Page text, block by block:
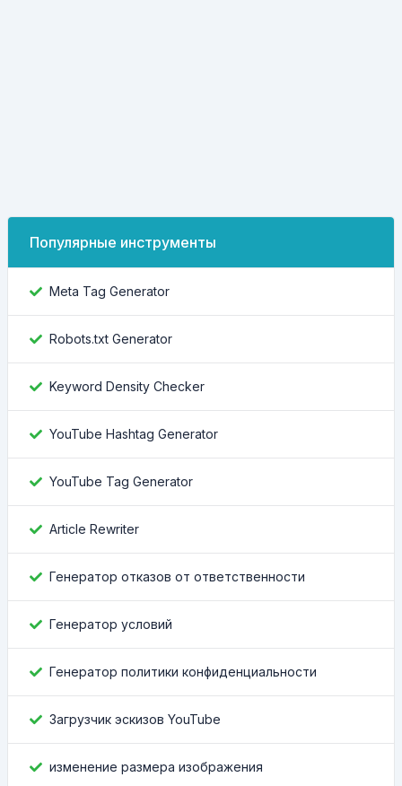
Популярные инструменты
Meta Tag Generator
Robots.txt Generator
Keyword Density Checker
YouTube Hashtag Generator
YouTube Tag Generator
Article Rewriter
Генератор отказов от ответственности
Генератор условий
Генератор политики конфиденциальности
Загрузчик эскизов YouTube
изменение размера изображения